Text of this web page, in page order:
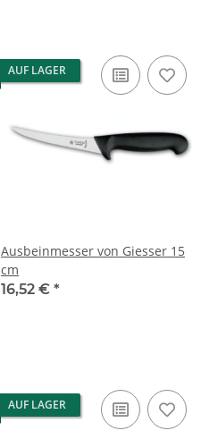
AUF LAGER
Ausbeinmesser von Giesser 15
cm
16,52 € *
AUF LAGER